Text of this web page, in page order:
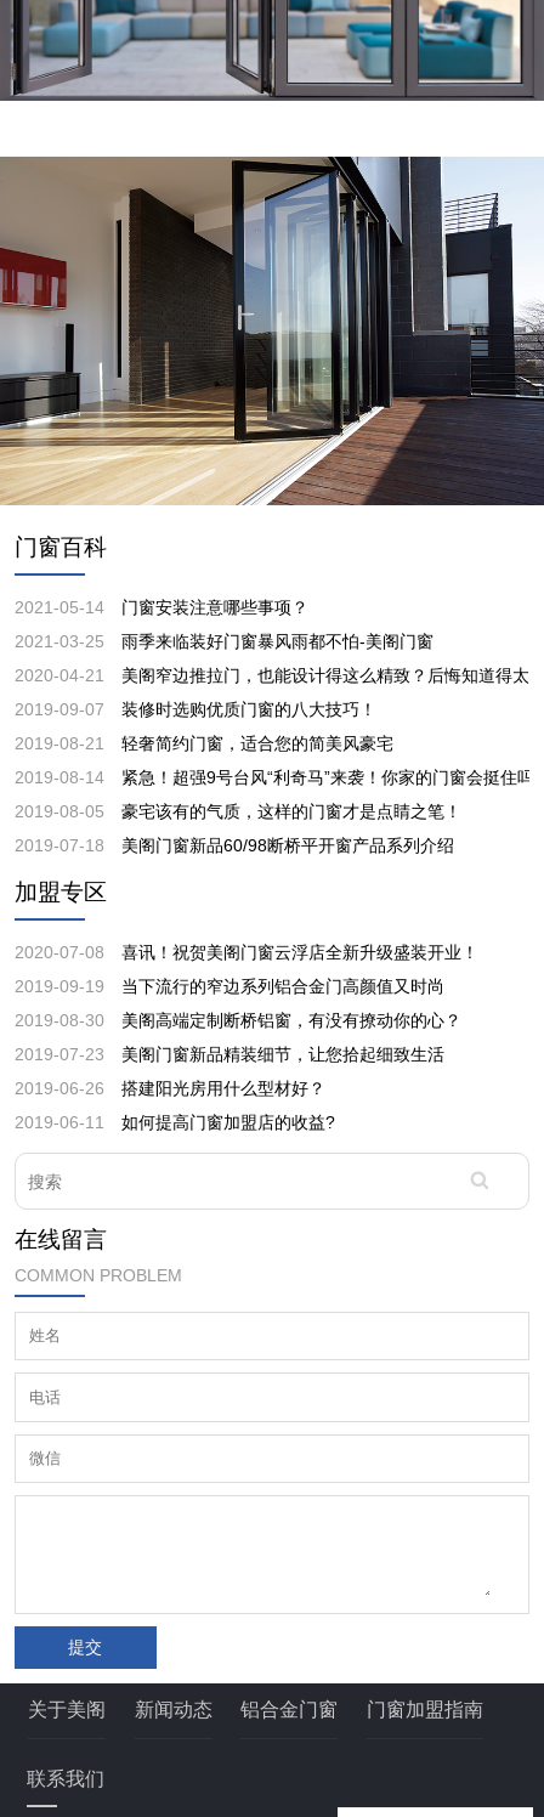
门窗百科
2021-05-14
门窗安装注意哪些事项？
2021-03-25
雨季来临装好门窗暴风雨都不怕-美阁门窗
2020-04-21
美阁窄边推拉门，也能设计得这么精致？后悔知道得太
2019-09-07
装修时选购优质门窗的八大技巧！
2019-08-21
轻奢简约门窗，适合您的简美风豪宅
2019-08-14
紧急！超强9号台风“利奇马”来袭！你家的门窗会挺住吗
2019-08-05
豪宅该有的气质，这样的门窗才是点睛之笔！
2019-07-18
美阁门窗新品60/98断桥平开窗产品系列介绍
加盟专区
2020-07-08
喜讯！祝贺美阁门窗云浮店全新升级盛装开业！
2019-09-19
当下流行的窄边系列铝合金门高颜值又时尚
2019-08-30
美阁高端定制断桥铝窗，有没有撩动你的心？
2019-07-23
美阁门窗新品精装细节，让您拾起细致生活
2019-06-26
搭建阳光房用什么型材好？
2019-06-11
如何提高门窗加盟店的收益?
在线留言
COMMON PROBLEM
提交
关于美阁 新闻动态 铝合金门窗 门窗加盟指南
联系我们